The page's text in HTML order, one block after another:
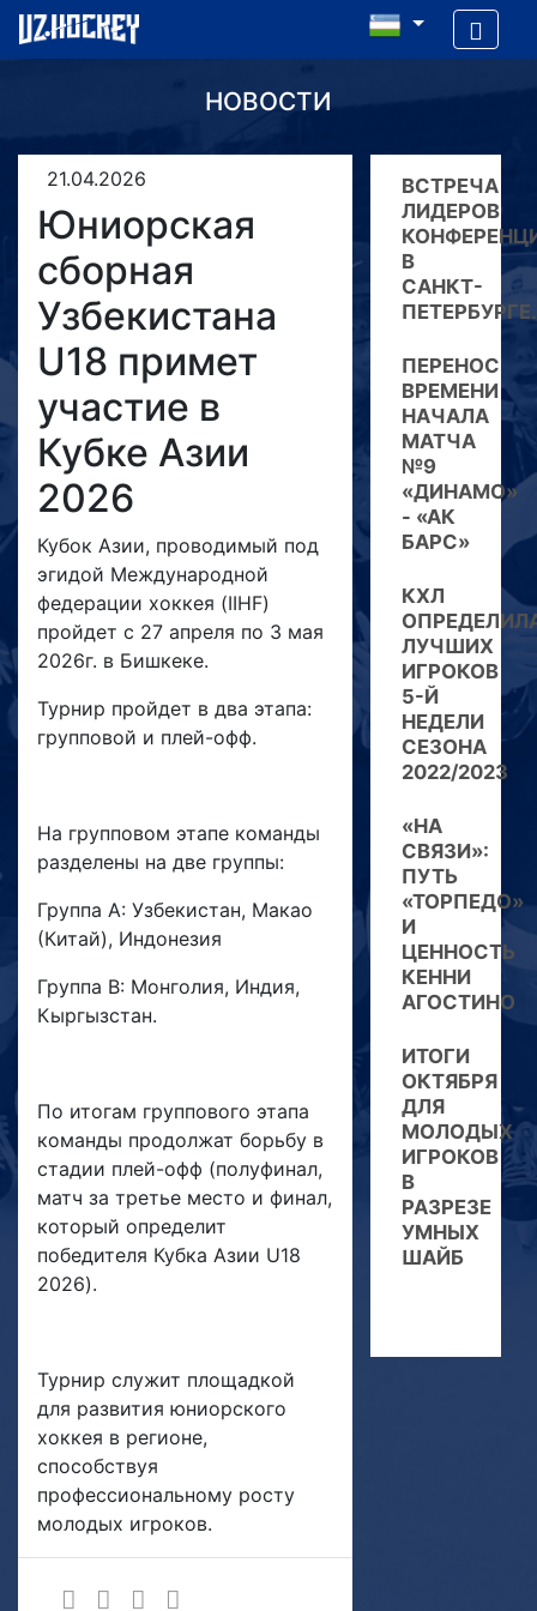
НОВОСТИ
21.04.2026
Юниорская
сборная
Узбекистана
U18 примет
участие в
Кубке Азии
2026
Кубок Азии, проводимый под
эгидой Международной
федерации хоккея (IIHF)
пройдет с 27 апреля по 3 мая
2026г. в Бишкеке.
Турнир пройдет в два этапа:
групповой и плей-офф.
На групповом этапе команды
разделены на две группы:
Группа A: Узбекистан, Макао
(Китай), Индонезия
Группа B: Монголия, Индия,
Кыргызстан.
По итогам группового этапа
команды продолжат борьбу в
стадии плей-офф (полуфинал,
матч за третье место и финал,
который определит
победителя Кубка Азии U18
2026).
Турнир служит площадкой
для развития юниорского
хоккея в регионе,
способствуя
профессиональному росту
молодых игроков.
ВСТРЕЧА
ЛИДЕРОВ
В
САНКТ-
ПЕТЕРБУРГЕ.
ПЕРЕНОС
ВРЕМЕНИ
НАЧАЛА
МАТЧА
№9
«ДИНАМО»
- «АК
БАРС»
КХЛ
ЛУЧШИХ
ИГРОКОВ
5-Й
НЕДЕЛИ
СЕЗОНА
2022/2023
«НА
СВЯЗИ»:
ПУТЬ
«ТОРПЕДО»
И
ЦЕННОСТЬ
КЕННИ
АГОСТИНО
ИТОГИ
ОКТЯБРЯ
ДЛЯ
МОЛОДЫХ
ИГРОКОВ
В
РАЗРЕЗЕ
УМНЫХ
ШАЙБ